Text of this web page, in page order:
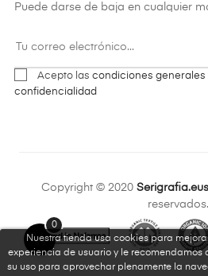
Nuestra tienda usa cookies para
experiencia de usuario y le recomendamos
su uso para aprovechar plenamente la
Puede darse de baja en cualquier
Acepto las condiciones generales
confidencialidad
Copyright © 2020 Serigrafia.eus
reservados.
0